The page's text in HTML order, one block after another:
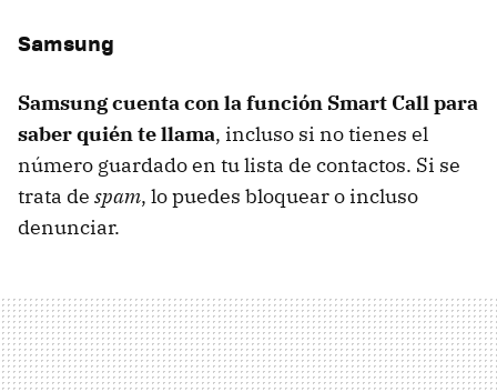
Samsung
Samsung cuenta con la función Smart Call para
saber quién te llama, incluso si no tienes el
número guardado en tu lista de contactos. Si se
trata de spam, lo puedes bloquear o incluso
denunciar.